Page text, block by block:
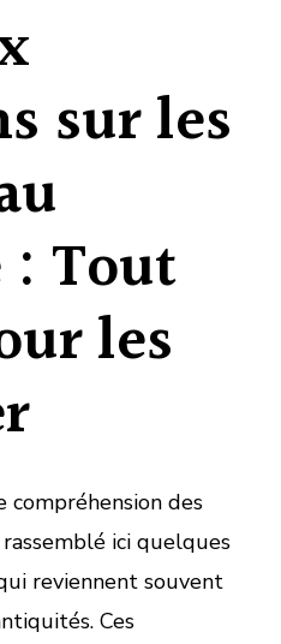
sur les
Tout
les
des
rassemblé ici quelques
reviennent souvent
Ces